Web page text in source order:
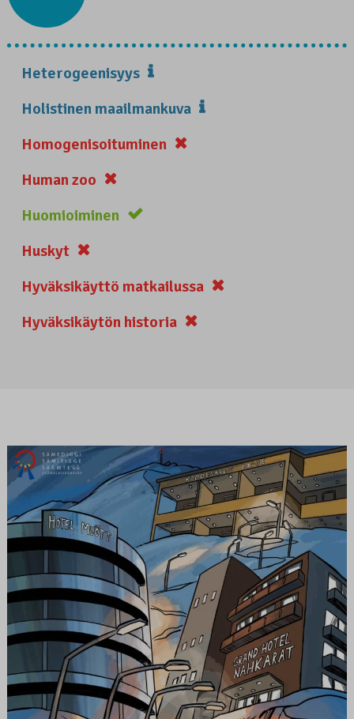
Heterogeenisyys
Holistinen maailmankuva
Homogenisoituminen
Human zoo
Huomioiminen
Huskyt
Hyväksikäyttö matkailussa
Hyväksikäytön historia